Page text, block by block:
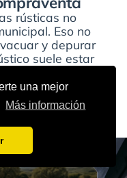
una mejor
Más información
rústicas no
Eso no
y depurar
suele estar